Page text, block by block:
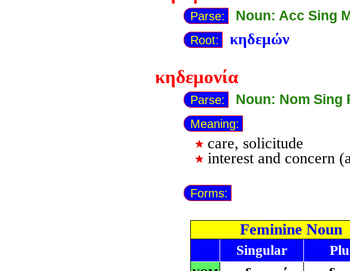
Parse: Noun: Acc Sing
Root: κηδεμών
κηδεμονία
Parse: Noun: Nom Sing
Meaning:
care, solicitude
interest and concern
Forms:
Feminine Noun
Singular